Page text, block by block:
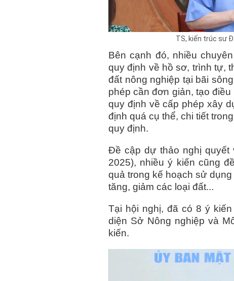
TS, kiến trúc sư
Bên cạnh đó, nhiều
quy định về hồ sơ, trình tự,
đất nông nghiệp tại bãi
phép cần đơn giản, tạo
quy định về cấp phép xây
định quá cụ thể, chi tiết
quy định.
Đề cập dự thảo nghị quyết
2025), nhiều ý kiến cũng
quả trong kế hoạch sử
tăng, giảm các loại đất...
Tại hội nghị, đã có 8 ý
diện Sở Nông nghiệp và
kiến.
BÁNH MỨT KẸO HÀ NỘI